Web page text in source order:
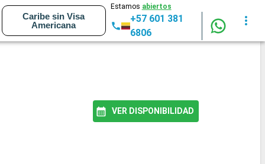
Caribe sin Visa
Americana
Estamos abiertos
+57 601 381
6806
VER DISPONIBILIDAD